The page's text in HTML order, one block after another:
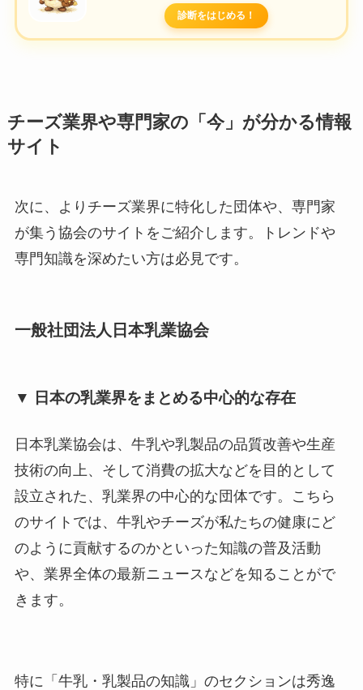
診断をはじめる！
チーズ業界や専門家の「今」が分かる情報
サイト
次に、よりチーズ業界に特化した団体や、専門家
が集う協会のサイトをご紹介します。トレンドや
専門知識を深めたい方は必見です。
一般社団法人日本乳業協会
▼ 日本の乳業界をまとめる中心的な存在
日本乳業協会は、牛乳や乳製品の品質改善や生産
技術の向上、そして消費の拡大などを目的として
設立された、乳業界の中心的な団体です。こちら
のサイトでは、牛乳やチーズが私たちの健康にど
のように貢献するのかといった知識の普及活動
や、業界全体の最新ニュースなどを知ることがで
きます。
特に「牛乳・乳製品の知識」のセクションは秀逸